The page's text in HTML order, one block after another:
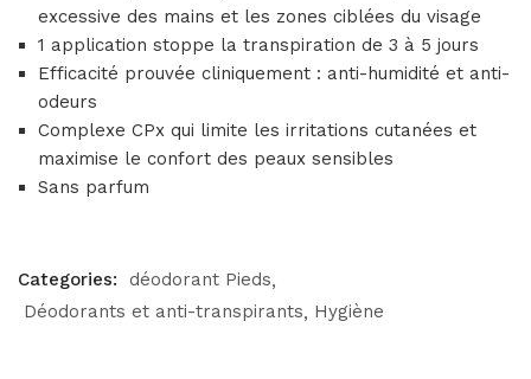
excessive des mains et les zones ciblées du visage
1 application stoppe la transpiration de 3 à 5 jours
Efficacité prouvée cliniquement : anti-humidité et anti-
odeurs
Complexe CPx qui limite les irritations cutanées et
maximise le confort des peaux sensibles
Sans parfum
Categories:
déodorant Pieds
Déodorants et anti-transpirants
Hygiène